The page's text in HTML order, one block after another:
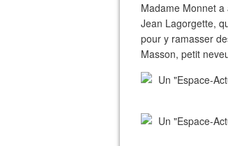
Madame Monnet
Jean Lagorgette,
pour y ramasser
Masson, petit